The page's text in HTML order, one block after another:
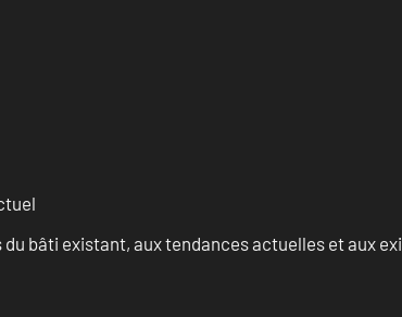
bâti existant, aux tendances actuelles et aux